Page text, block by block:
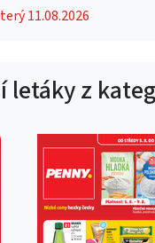
11.08.2026
letáky z